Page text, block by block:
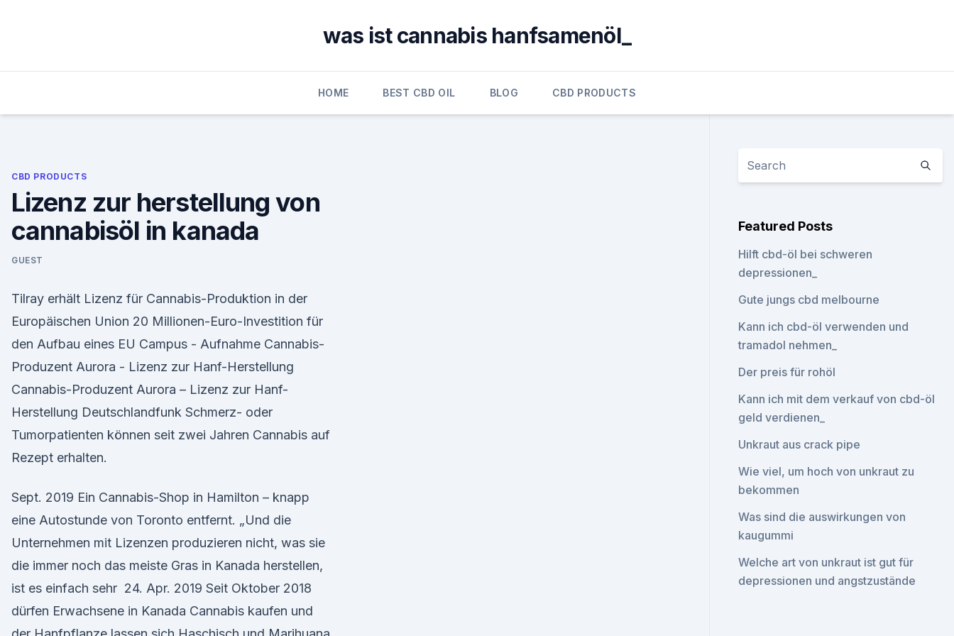
was ist cannabis hanfsamenöl_
HOME BEST CBD OIL BLOG CBD PRODUCTS
CBD PRODUCTS
Lizenz zur herstellung von
cannabisöl in kanada
GUEST
Tilray erhält Lizenz für Cannabis-Produktion in der
Europäischen Union 20 Millionen-Euro-Investition für
den Aufbau eines EU Campus - Aufnahme Cannabis-
Produzent Aurora - Lizenz zur Hanf-Herstellung
Cannabis-Produzent Aurora – Lizenz zur Hanf-
Herstellung Deutschlandfunk Schmerz- oder
Tumorpatienten können seit zwei Jahren Cannabis auf
Rezept erhalten.
Sept. 2019 Ein Cannabis-Shop in Hamilton – knapp
eine Autostunde von Toronto entfernt. „Und die
Unternehmen mit Lizenzen produzieren nicht, was sie
die immer noch das meiste Gras in Kanada herstellen,
ist es einfach sehr 24. Apr. 2019 Seit Oktober 2018
dürfen Erwachsene in Kanada Cannabis kaufen und
Featured Posts
Hilft cbd-öl bei schweren
depressionen_
Gute jungs cbd melbourne
Kann ich cbd-öl verwenden und
tramadol nehmen_
Der preis für rohöl
Kann ich mit dem verkauf von cbd-öl
geld verdienen_
Unkraut aus crack pipe
Wie viel, um hoch von unkraut zu
bekommen
Was sind die auswirkungen von
kaugummi
Welche art von unkraut ist gut für
depressionen und angstzustände